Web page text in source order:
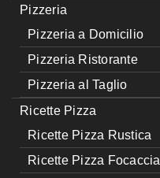
Pizzeria
Pizzeria a Domicilio
Pizzeria Ristorante
Pizzeria al Taglio
Ricette Pizza
Ricette Pizza Rustica
Ricette Pizza Focaccia